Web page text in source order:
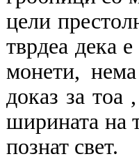
цели
тврдеа дека
монети,
доказ за тоа
ширината на
познат свет.